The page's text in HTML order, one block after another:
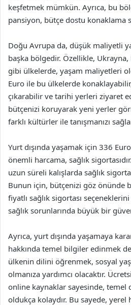
keşfetmek mümkün. Ayrıca, bu
pansiyon, bütçe dostu konaklama
Doğu Avrupa da, düşük maliyetli
başka bölgedir. Özellikle,
gibi ülkelerde, yaşam maliyetleri
Euro ile bu ülkelerde
çıkarabilir ve tarihi yerleri ziyaret
bütçenizi koruyarak yeni yerler
farklı kültürler ile tanışmanızı
Yurt dışında yaşamak için 336
önemli harcama, sağlık
uzun süreli kalışlarda sağlık
Bunun için, bütçenizi göz önünde
fiyatlı sağlık sigortası seçeneklerini
sağlık sorunlarında büyük bir
Ayrıca, yurt dışında yaşamaya
hakkında temel bilgiler edinmek
ülkenin dilini öğrenmek, sosyal
olmanıza yardımcı olacaktır.
online kaynaklar sayesinde,
oldukça kolaydır. Bu sayede,